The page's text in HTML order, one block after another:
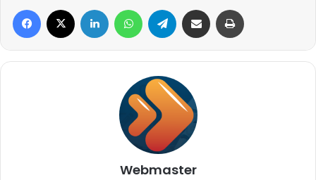
Facebook Linkedin WhatsAppTelegram Compartilhar via e-mail
Webmaster